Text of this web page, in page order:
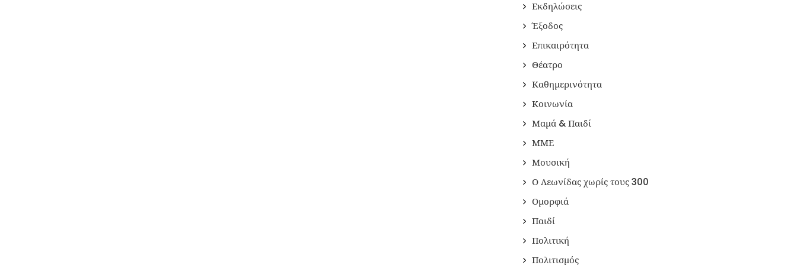
Εκδηλώσεις
Έξοδος
Επικαιρότητα
Θέατρο
Καθημερινότητα
Κοινωνία
Μαμά & Παιδί
ΜΜΕ
Μουσική
Ο Λεωνίδας χωρίς τους 300
Ομορφιά
Παιδί
Πολιτική
Πολιτισμός